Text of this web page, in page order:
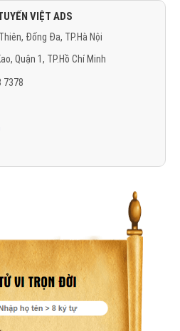
VIỆT ADS
Đống Đa, TP.Hà Nội
Quận 1, TP.Hồ Chí Minh
7378